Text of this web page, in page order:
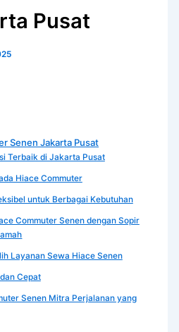
Pusat
Senen Jakarta Pusat
Terbaik di Jakarta Pusat
Hiace Commuter
untuk Berbagai Kebutuhan
Commuter Senen dengan Sopir
Layanan Sewa Hiace Senen
Cepat
Senen Mitra Perjalanan yang